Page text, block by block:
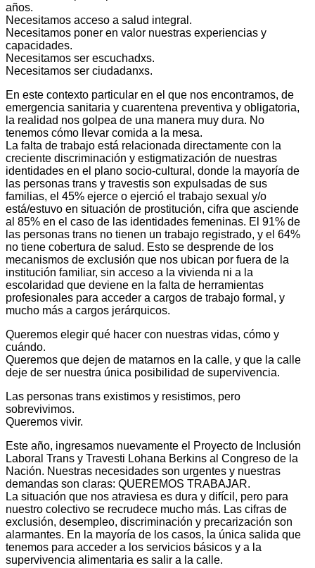
años.
Necesitamos acceso a salud integral.
Necesitamos poner en valor nuestras experiencias y
capacidades.
Necesitamos ser escuchadxs.
Necesitamos ser ciudadanxs.
En este contexto particular en el que nos encontramos, de
emergencia sanitaria y cuarentena preventiva y obligatoria,
la realidad nos golpea de una manera muy dura. No
tenemos cómo llevar comida a la mesa.
La falta de trabajo está relacionada directamente con la
creciente discriminación y estigmatización de nuestras
identidades en el plano socio-cultural, donde la mayoría de
las personas trans y travestis son expulsadas de sus
familias, el 45% ejerce o ejerció el trabajo sexual y/o
está/estuvo en situación de prostitución, cifra que asciende
al 85% en el caso de las identidades femeninas. El 91% de
las personas trans no tienen un trabajo registrado, y el 64%
no tiene cobertura de salud. Esto se desprende de los
mecanismos de exclusión que nos ubican por fuera de la
institución familiar, sin acceso a la vivienda ni a la
escolaridad que deviene en la falta de herramientas
profesionales para acceder a cargos de trabajo formal, y
mucho más a cargos jerárquicos.
Queremos elegir qué hacer con nuestras vidas, cómo y
cuándo.
Queremos que dejen de matarnos en la calle, y que la calle
deje de ser nuestra única posibilidad de supervivencia.
Las personas trans existimos y resistimos, pero
sobrevivimos.
Queremos vivir.
Este año, ingresamos nuevamente el Proyecto de Inclusión
Laboral Trans y Travesti Lohana Berkins al Congreso de la
Nación. Nuestras necesidades son urgentes y nuestras
demandas son claras: QUEREMOS TRABAJAR.
La situación que nos atraviesa es dura y difícil, pero para
nuestro colectivo se recrudece mucho más. Las cifras de
exclusión, desempleo, discriminación y precarización son
alarmantes. En la mayoría de los casos, la única salida que
tenemos para acceder a los servicios básicos y a la
supervivencia alimentaria es salir a la calle.